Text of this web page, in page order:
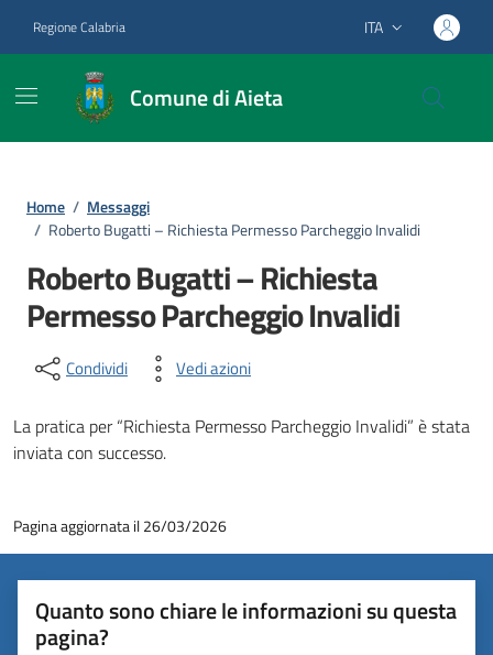
Regione Calabria Lingua attiva:
ITA
Comune di Aieta
Home / Messaggi
/ Roberto Bugatti – Richiesta Permesso Parcheggio Invalidi
Roberto Bugatti – Richiesta
Permesso Parcheggio Invalidi
Condividi Vedi azioni
La pratica per “Richiesta Permesso Parcheggio Invalidi” è stata
inviata con successo.
Pagina aggiornata il 26/03/2026
Quanto sono chiare le informazioni su questa
pagina?